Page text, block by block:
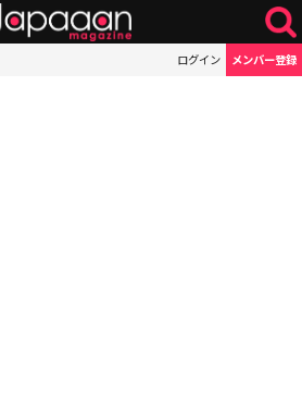
ログイン メンバー登録